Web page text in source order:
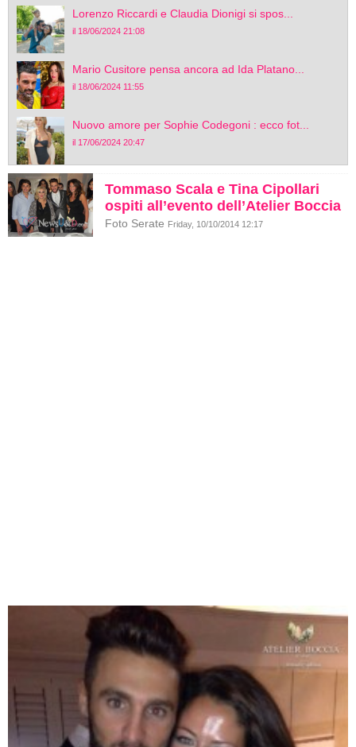
Lorenzo Riccardi e Claudia Dionigi si spos...
il 18/06/2024 21:08
Mario Cusitore pensa ancora ad Ida Platano...
il 18/06/2024 11:55
Nuovo amore per Sophie Codegoni : ecco fot...
il 17/06/2024 20:47
Tommaso Scala e Tina Cipollari
ospiti all’evento dell’Atelier Boccia
Foto Serate Friday, 10/10/2014 12:17